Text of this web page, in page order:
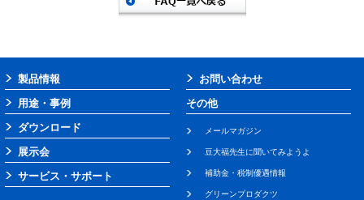
製品情報
用途・事例
ダウンロード
展示会
サービス・サポート
お問い合わせ
その他
メールマガジン
豆大福先生に聞いてみようよ
補助金・税制優遇情報
グリーンプロダクツ